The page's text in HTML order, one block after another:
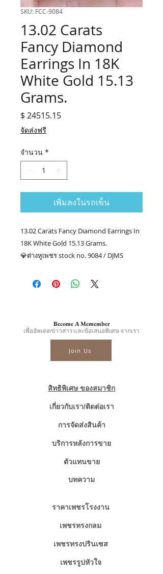
SKU: FCC-9084
13.02 Carats
Fancy Diamond
Earrings In 18K
White Gold 15.13
Grams.
$ 24515.15ราคา
จัดส่งฟรี
จำนวน *
เพิ่มลงในรถเข็น
13.02 Carats Fancy Diamond Earrings In
18K White Gold 15.13 Grams.
💎ต่างหูเพชร stock no. 9084 / DJMS
👑ทอง 18k น.น. 15.13 กรัม
☎ สอบถามเพิ่มเติม
📲086-378-0021, 📲081-700-6526
Line official : @fancycollection.co
Become A Memember
เพื่ออัพเดตข่าวสาร และข้อเสนอพิเศษ จากเรา
Join Us
สิทธิพิเศษ ของสมาชิก
เกี่ยวกับเรา/ติดต่อเรา
การจัดส่งสินค้า
บริการหลังการขาย
ตัวแทนขาย
บทความ
ราคาเพชรโรงงาน
เพชรทรงกลม
เพชรทรงปรินเซส
เพชรรูปหัวใจ